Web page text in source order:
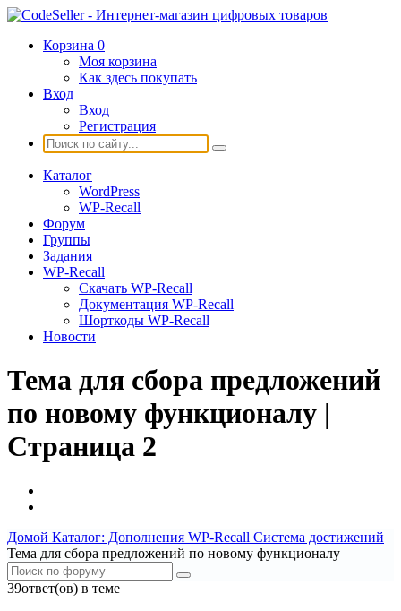
Корзина 0
Моя корзина
Как здесь покупать
Вход
Вход
Регистрация
Каталог
WordPress
WP-Recall
Форум
Группы
Задания
WP-Recall
Скачать WP-Recall
Документация WP-Recall
Шорткоды WP-Recall
Новости
Тема для сбора предложений
по новому функционалу |
Страница 2
Домой Каталог: Дополнения WP-Recall Система достижений
Тема для сбора предложений по новому функционалу
39ответ(ов) в теме